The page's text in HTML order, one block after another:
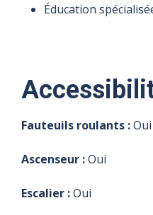
Éducation
Fauteuils roulants :Oui
Ascenseur :Oui
Escalier :Oui